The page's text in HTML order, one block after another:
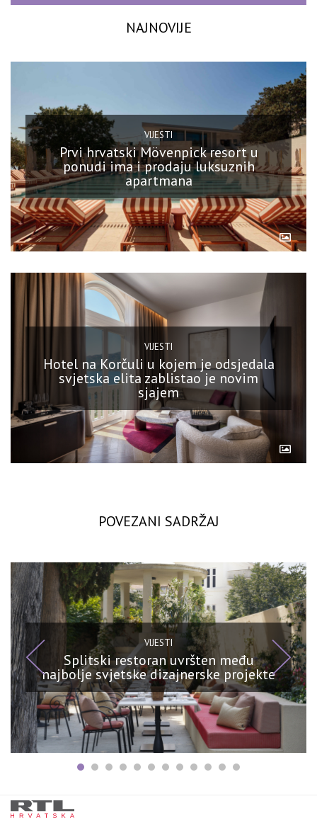
NAJNOVIJE
VIJESTI
Prvi hrvatski Mövenpick resort u
ponudi ima i prodaju luksuznih
apartmana
VIJESTI
Hotel na Korčuli u kojem je odsjedala
svjetska elita zablistao je novim
sjajem
POVEZANI SADRŽAJ
VIJESTI
Splitski restoran uvršten među
najbolje svjetske dizajnerske projekte